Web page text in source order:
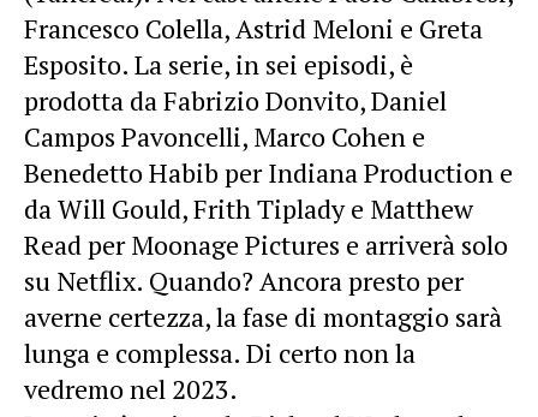
Francesco Colella, Astrid Meloni e Greta
Esposito. La serie, in sei episodi, è
prodotta da Fabrizio Donvito, Daniel
Campos Pavoncelli, Marco Cohen e
Benedetto Habib per Indiana Production e
da Will Gould, Frith Tiplady e Matthew
Read per Moonage Pictures e arriverà solo
su Netflix. Quando? Ancora presto per
averne certezza, la fase di montaggio sarà
lunga e complessa. Di certo non la
vedremo nel 2023.